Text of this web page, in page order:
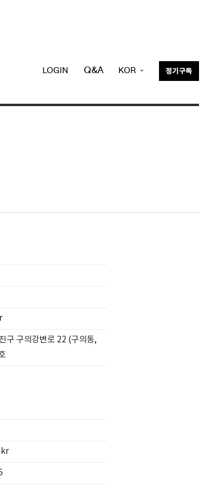
LOGIN Q&A KOR 정기구독
구 구의강변로 22 (구의동,